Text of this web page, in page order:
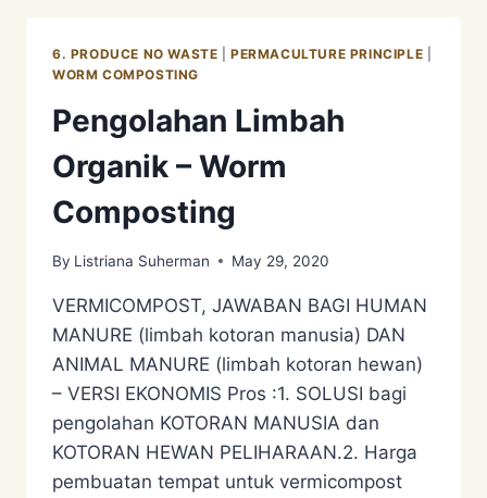
6. PRODUCE NO WASTE |PERMACULTURE PRINCIPLE
WORM COMPOSTING
Pengolahan Limbah
Organik – Worm
Composting
By Listriana Suherman May 29, 2020
VERMICOMPOST, JAWABAN BAGI HUMAN
MANURE (limbah kotoran manusia) DAN
ANIMAL MANURE (limbah kotoran hewan)
– VERSI EKONOMIS Pros :1. SOLUSI bagi
pengolahan KOTORAN MANUSIA dan
KOTORAN HEWAN PELIHARAAN.2. Harga
pembuatan tempat untuk vermicompost